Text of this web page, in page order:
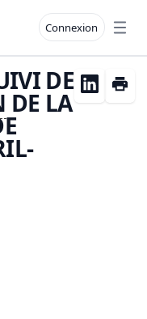
Connexion
DE
DE LA